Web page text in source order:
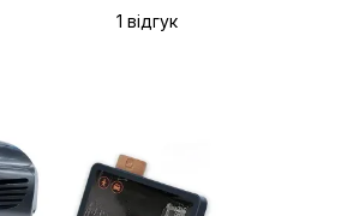
1 відгук